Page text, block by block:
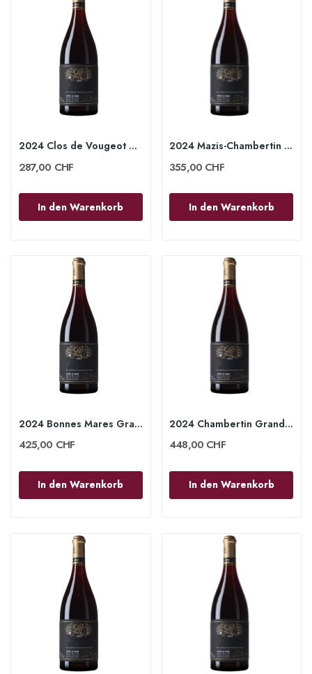
2024 Clos de Vougeot Grand Cru 75 cl - Lucien...
287,00 CHF
In den Warenkorb
2024 Mazis-Chambertin Grand Cru 75cl - Lucien...
355,00 CHF
In den Warenkorb
2024 Bonnes Mares Grand Cru 75cl - Lucien Le Moine
425,00 CHF
In den Warenkorb
2024 Chambertin Grand Cru 75cl - Lucien Le Moine
448,00 CHF
In den Warenkorb